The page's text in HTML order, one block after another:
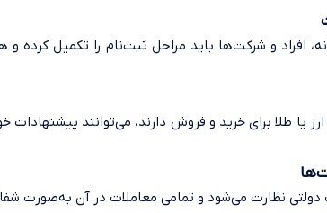
افراد و شرکت‌ها باید مراحل ثبت‌نام را تکمیل کرده
ارز یا طلا برای خرید و فروش دارند، می‌توانند
دولتی نظارت می‌شود و تمامی معاملات در آن به‌صورت